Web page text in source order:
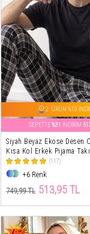
2. ÜRÜN %10
SEPETTE%31 İNDİRİM
Siyah Beyaz Ekose Desen
Kısa Kol Erkek Pijama
(117)
+6 Renk
749,99 TL 513,95 TL